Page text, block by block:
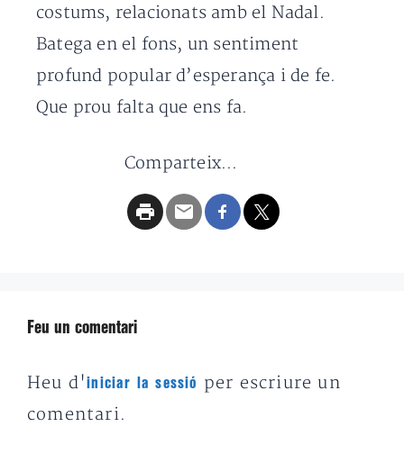
costums, relacionats amb el Nadal.
Batega en el fons, un sentiment
profund popular d’esperança i de fe.
Que prou falta que ens fa.
Comparteix...
Feu un comentari
Heu d'iniciar la sessió
per escriure un
comentari.